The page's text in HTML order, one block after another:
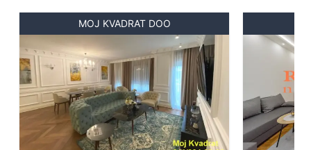
MOJ KVADRAT DOO